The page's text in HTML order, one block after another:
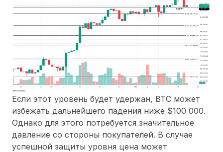
Если этот уровень будет удержан, BTC может
избежать дальнейшего падения ниже $100 000.
Однако для этого потребуется значительное
давление со стороны покупателей. В случае
успешной защиты уровня цена может